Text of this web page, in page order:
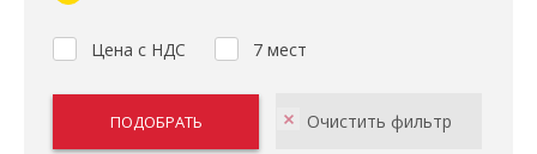
Цена с НДС 7 мест